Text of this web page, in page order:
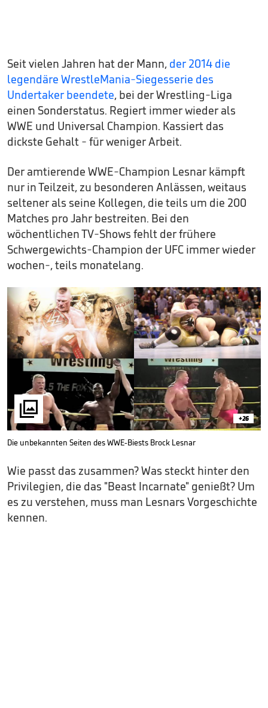
Seit vielen Jahren hat der Mann, der 2014 die
legendäre WrestleMania-Siegesserie des
Undertaker beendete, bei der Wrestling-Liga
einen Sonderstatus. Regiert immer wieder als
WWE und Universal Champion. Kassiert das
dickste Gehalt - für weniger Arbeit.
Der amtierende WWE-Champion Lesnar kämpft
nur in Teilzeit, zu besonderen Anlässen, weitaus
seltener als seine Kollegen, die teils um die 200
Matches pro Jahr bestreiten. Bei den
wöchentlichen TV-Shows fehlt der frühere
Schwergewichts-Champion der UFC immer wieder
wochen-, teils monatelang.
 +26
Die unbekannten Seiten des WWE-Biests Brock Lesnar
Wie passt das zusammen? Was steckt hinter den
Privilegien, die das "Beast Incarnate" genießt? Um
es zu verstehen, muss man Lesnars Vorgeschichte
kennen.